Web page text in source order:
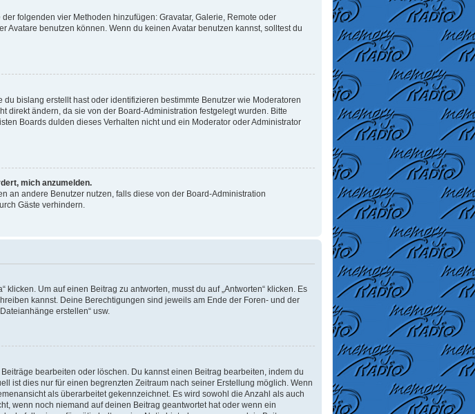
folgenden vier Methoden hinzufügen: Gravatar, Galerie, Remote oder
benutzen können. Wenn du keinen Avatar benutzen kannst, solltest du
bislang erstellt hast oder identifizieren bestimmte Benutzer wie Moderatoren
direkt ändern, da sie von der Board-Administration festgelegt wurden. Bitte
Boards dulden dieses Verhalten nicht und ein Moderator oder Administrator
mich anzumelden.
an andere Benutzer nutzen, falls diese von der Board-Administration
Gäste verhindern.
Um auf einen Beitrag zu antworten, musst du auf „Antworten“ klicken. Es
kannst. Deine Berechtigungen sind jeweils am Ende der Foren- und der
erstellen“ usw.
bearbeiten oder löschen. Du kannst einen Beitrag bearbeiten, indem du
ist dies nur für einen begrenzten Zeitraum nach seiner Erstellung möglich. Wenn
als überarbeitet gekennzeichnet. Es wird sowohl die Anzahl als auch
wenn noch niemand auf deinen Beitrag geantwortet hat oder wenn ein